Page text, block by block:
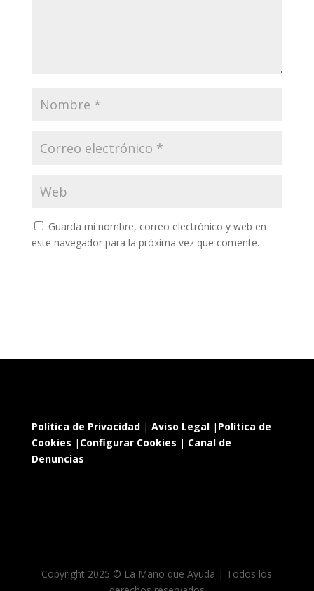
Guarda mi nombre, correo electrónico y web en
este navegador para la próxima vez que comente.
Política de Privacidad| Aviso Legal| Política de
Cookies | Configurar Cookies | Canal de
Denuncias
Copyright 2025 © La Mano que Ayuda | Todos los